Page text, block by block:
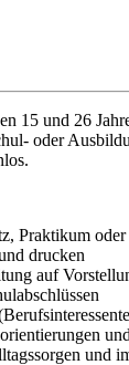
15 und 26
oder
Praktikum oder
drucken
auf
und